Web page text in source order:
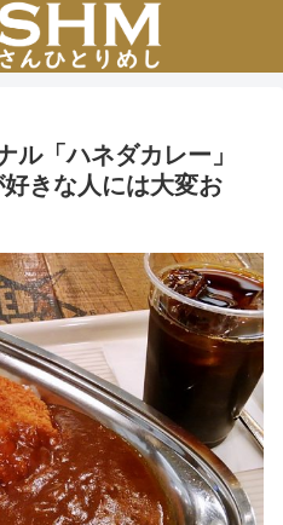
ル「ハネダカレー」
きな人には大変お